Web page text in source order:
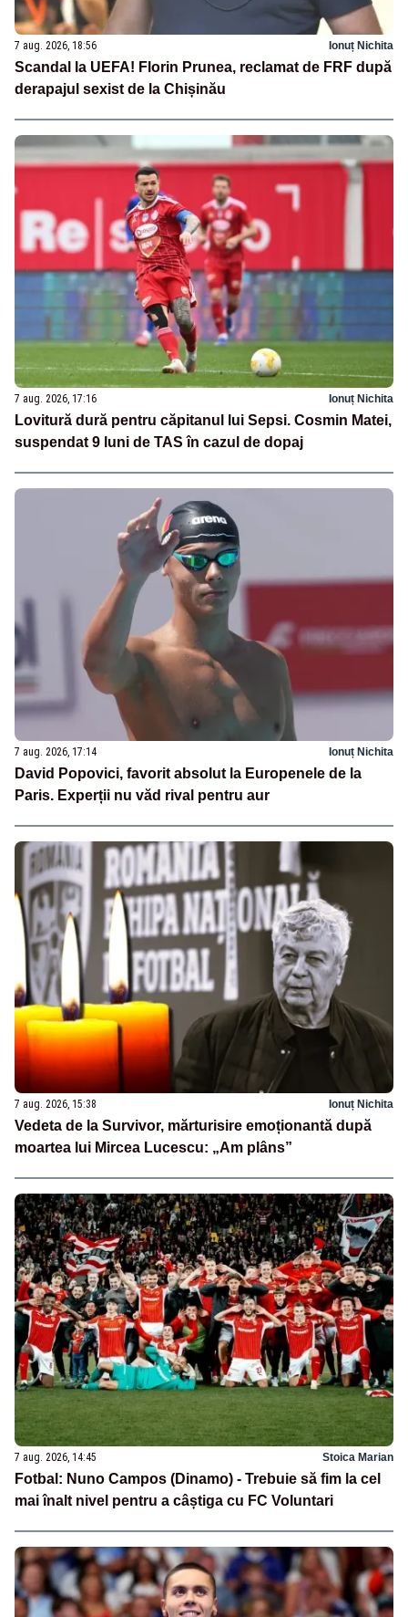
7 aug. 2026, 18:56 Ionuț Nichita
Scandal la UEFA! Florin Prunea, reclamat de FRF după
derapajul sexist de la Chișinău
7 aug. 2026, 17:16 Ionuț Nichita
Lovitură dură pentru căpitanul lui Sepsi. Cosmin Matei,
suspendat 9 luni de TAS în cazul de dopaj
7 aug. 2026, 17:14 Ionuț Nichita
David Popovici, favorit absolut la Europenele de la
Paris. Experții nu văd rival pentru aur
7 aug. 2026, 15:38 Ionuț Nichita
Vedeta de la Survivor, mărturisire emoționantă după
moartea lui Mircea Lucescu: „Am plâns”
7 aug. 2026, 14:45 Stoica Marian
Fotbal: Nuno Campos (Dinamo) - Trebuie să fim la cel
mai înalt nivel pentru a câștiga cu FC Voluntari